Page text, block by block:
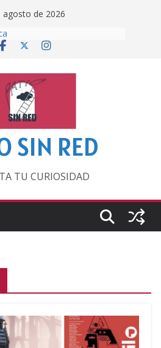
agosto de 2026
entonces…
infinita’ de recomendar
veraniegas
Mundial
SIN RED
TU CURIOSIDAD